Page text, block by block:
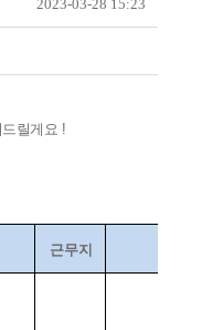
2023-03-28 15:23
릴게요 !
근무지